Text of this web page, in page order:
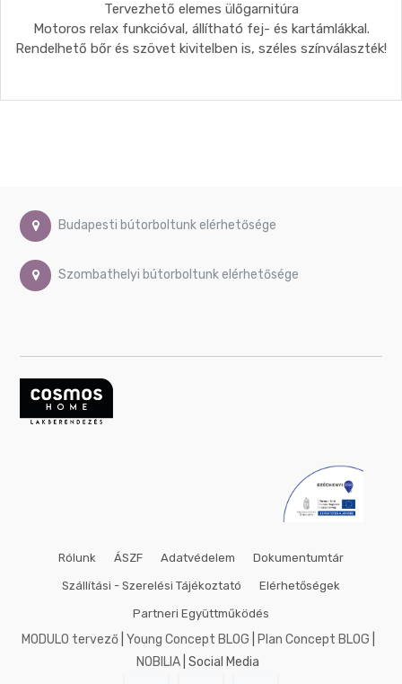
Tervezhető elemes ülőgarnitúra
Motoros relax funkcióval, állítható fej- és kartámlákkal.
Rendelhető bőr és szövet kivitelben is, széles színválaszték!
Budapesti bútorboltunk elérhetősége
Szombathelyi bútorboltunk elérhetősége
Rólunk ÁSZF Adatvédelem Dokumentumtár
Szállítási - Szerelési Tájékoztató Elérhetőségek
Partneri Együttműködés
MODULO tervező| Young Concept BLOG Plan Concept BLOG
NOBILIA | Social Media